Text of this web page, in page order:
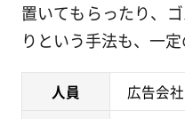
置いてもらったり、
りという手法も、一
人員 広告会